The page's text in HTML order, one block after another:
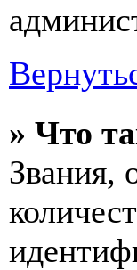
» Что
Звания,